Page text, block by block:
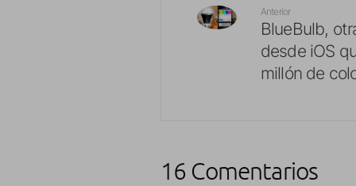
Anterior
BlueBulb,
desde iOS
millón de
16 Comentarios